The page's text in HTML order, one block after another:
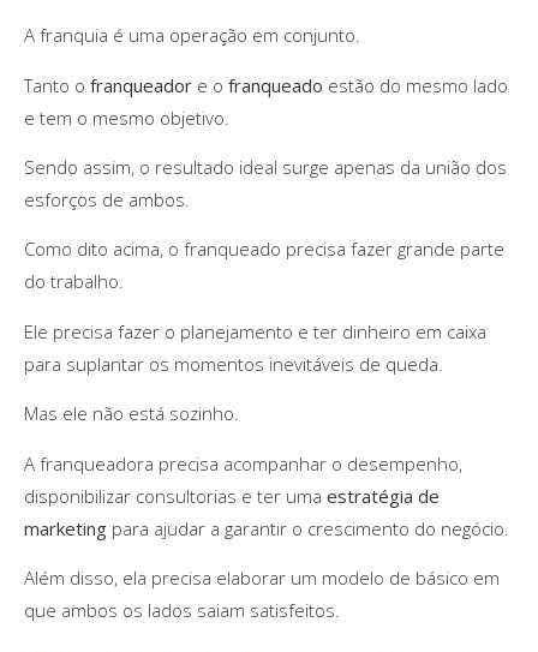
A franquia é uma operação em conjunto.
Tanto o franqueador e o franqueado estão do mesmo lado
e tem o mesmo objetivo.
Sendo assim, o resultado ideal surge apenas da união dos
esforços de ambos.
Como dito acima, o franqueado precisa fazer grande parte
do trabalho.
Ele precisa fazer o planejamento e ter dinheiro em caixa
para suplantar os momentos inevitáveis de queda.
Mas ele não está sozinho.
A franqueadora precisa acompanhar o desempenho,
disponibilizar consultorias e ter uma estratégia de
marketing para ajudar a garantir o crescimento do negócio.
Além disso, ela precisa elaborar um modelo de básico em
que ambos os lados saiam satisfeitos.